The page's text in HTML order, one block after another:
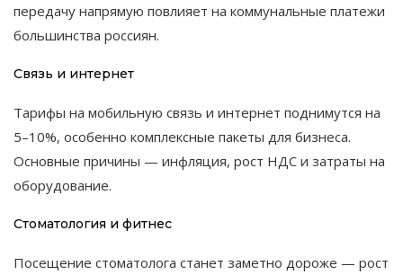
передачу напрямую повлияет на коммунальные платежи
большинства россиян.
Связь и интернет
Тарифы на мобильную связь и интернет поднимутся на
5–10%, особенно комплексные пакеты для бизнеса.
Основные причины — инфляция, рост НДС и затраты на
оборудование.
Стоматология и фитнес
Посещение стоматолога станет заметно дороже — рост